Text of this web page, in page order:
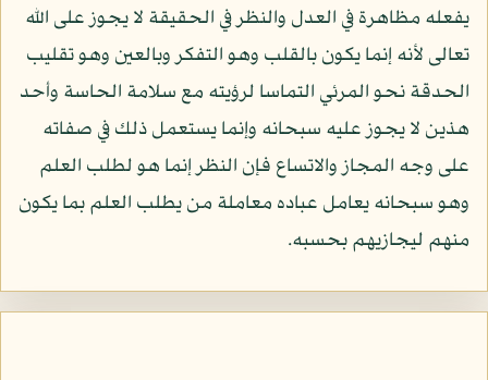
يفعله مظاهرة في العدل والنظر في الحقيقة لا يجوز على الله
تعالى لأنه إنما يكون بالقلب وهو التفكر وبالعين وهو تقليب
الحدقة نحو المرئي التماسا لرؤيته مع سلامة الحاسة وأحد
هذين لا يجوز عليه سبحانه وإنما يستعمل ذلك في صفاته
على وجه المجاز والاتساع فإن النظر إنما هو لطلب العلم
وهو سبحانه يعامل عباده معاملة من يطلب العلم بما يكون
منهم ليجازيهم بحسبه.